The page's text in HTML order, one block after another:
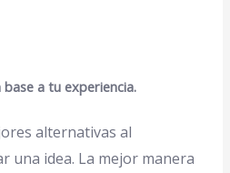
base a tu experiencia.
alternativas al
una idea. La mejor manera